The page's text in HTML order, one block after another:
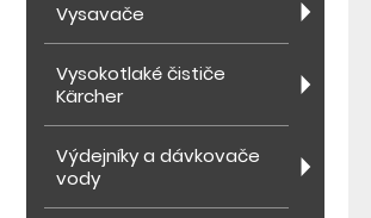
Vysavače
Vysokotlaké čističe
Kärcher
Výdejníky a dávkovače
vody